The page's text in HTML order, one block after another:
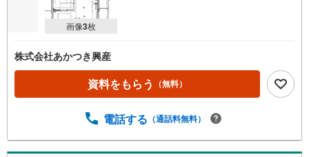
画像3枚
株式会社あかつき興産
資料をもらう （無料）
電話する （通話料無料）